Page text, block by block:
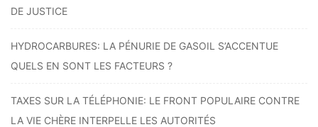
DE JUSTICE
HYDROCARBURES: LA PÉNURIE DE GASOIL S’ACCENTUE
QUELS EN SONT LES FACTEURS ?
TAXES SUR LA TÉLÉPHONIE: LE FRONT POPULAIRE CONTRE
LA VIE CHÈRE INTERPELLE LES AUTORITÉS